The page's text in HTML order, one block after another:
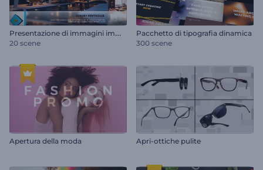
P
resentazione di immagini immobiliari
20 scene
Pacchetto di tipografia dinamica
300 scene
Apertura della moda Apri-ottiche pulite